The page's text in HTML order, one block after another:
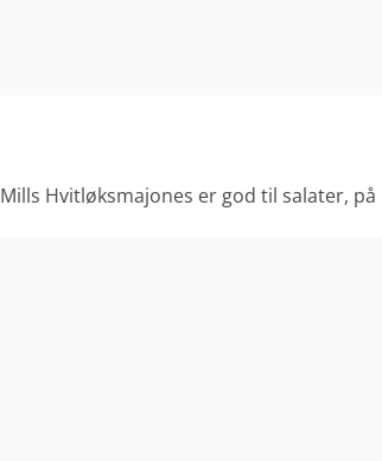
Mills Hvitløksmajones er god til salater,